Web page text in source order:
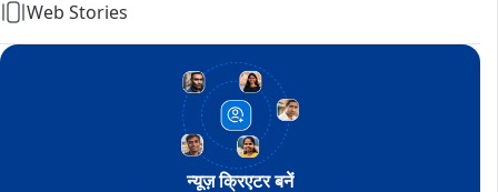
Web Stories
न्यूज़ क्रिएटर बनें